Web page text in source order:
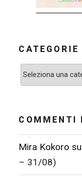
CATEGORIE
Categorie
COMMENTI
Mira Kokoro su
– 31/08)